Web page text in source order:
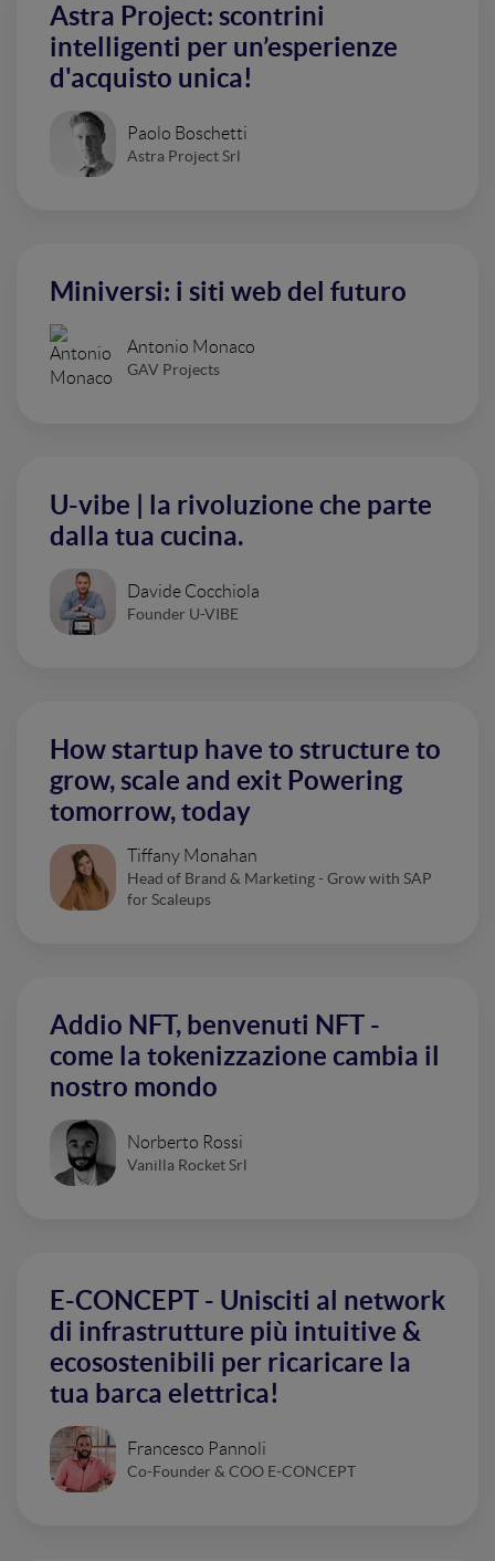
Astra Project: scontrini
intelligenti per un’esperienze
d'acquisto unica!
Paolo Boschetti
Astra Project Srl
Miniversi: i siti web del futuro
Antonio Monaco
GAV Projects
U-vibe | la rivoluzione che parte
dalla tua cucina.
Davide Cocchiola
Founder U-VIBE
How startup have to structure to
grow, scale and exit Powering
tomorrow, today
Tiffany Monahan
Head of Brand & Marketing - Grow with SAP
for Scaleups
Addio NFT, benvenuti NFT -
come la tokenizzazione cambia il
nostro mondo
Norberto Rossi
Vanilla Rocket Srl
E-CONCEPT - Unisciti al network
di infrastrutture più intuitive &
ecosostenibili per ricaricare la
tua barca elettrica!
Francesco Pannoli
Co-Founder & COO E-CONCEPT